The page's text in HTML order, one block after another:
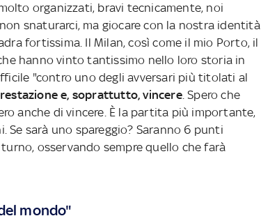
organizzati, bravi tecnicamente, noi
snaturarci, ma giocare con la nostra identità
fortissima. Il Milan, così come il mio Porto, il
hanno vinto tantissimo nello loro storia in
"contro uno degli avversari più titolati al
e, soprattutto, vincere. Spero che
anche di vincere. È la partita più importante,
Se sarà uno spareggio? Saranno 6 punti
osservando sempre quello che farà
mondo"